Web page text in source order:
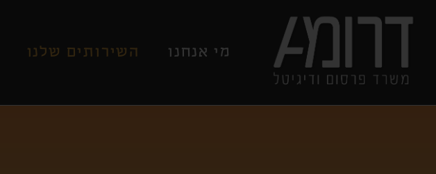
מי אנחנו השירותים שלנו